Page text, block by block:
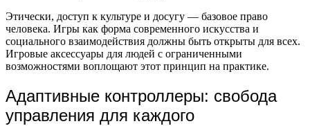
Этически, доступ к культуре и досугу — базовое право
человека. Игры как форма современного искусства и
социального взаимодействия должны быть открыты для всех.
Игровые аксессуары для людей с ограниченными
возможностями воплощают этот принцип на практике.
Адаптивные контроллеры: свобода
управления для каждого